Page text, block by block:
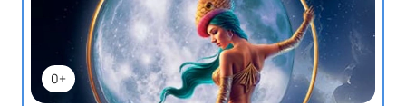
0+